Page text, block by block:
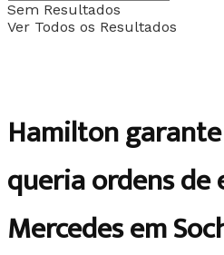
Sem Resultados
Ver Todos os Resultados
Hamilton
queria ordens de
Mercedes em